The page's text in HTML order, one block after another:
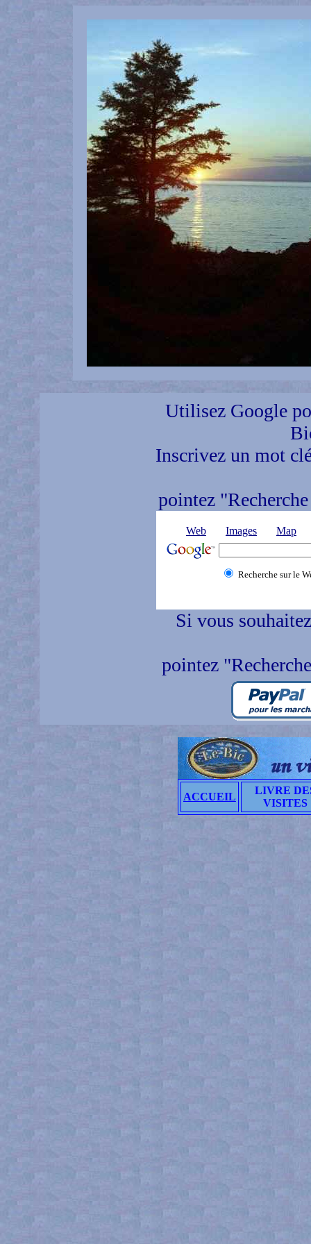
Utilisez Google
Inscrivez un mot
pointez
Web Images Map
Recherche sur le
Si vous
pointez
ACCUEIL
LIVRE
VISITES